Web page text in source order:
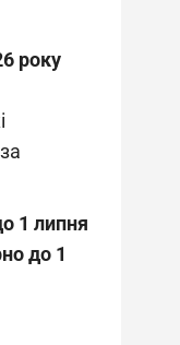
року
1 липня
до 1